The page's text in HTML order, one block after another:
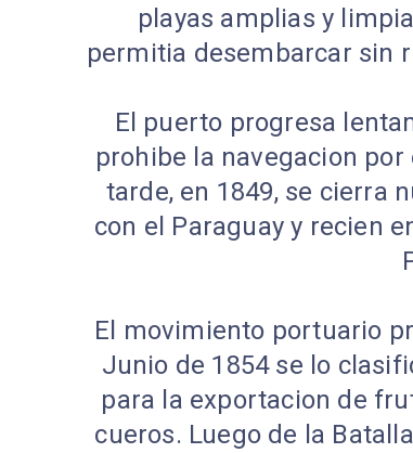
playas amplias y
permitia desembarcar sin
El puerto progresa
prohibe la navegacion
tarde, en 1849, se cierra
con el Paraguay y recien
El movimiento portuario
Junio de 1854 se lo
para la exportacion de
cueros. Luego de la